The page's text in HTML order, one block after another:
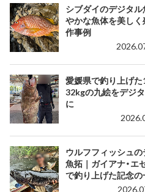
シブダイのデジタ
やかな魚体を美しく
作事例
愛媛県で釣り上げた
32kgの九絵をデジ
に
ウルフフィッシュ
魚拓｜ガイアナ・エ
で釣り上げた記念の